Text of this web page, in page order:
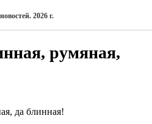
2026 г.
румяная,
да блинная!